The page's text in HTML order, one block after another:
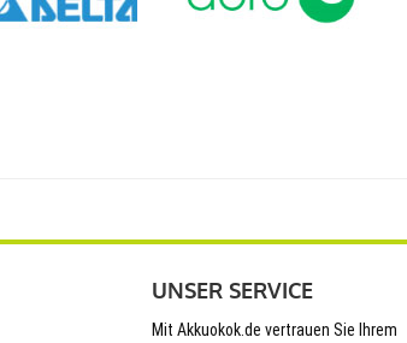
UNSER SERVICE
Mit Akkuokok.de vertrauen Sie Ihrem